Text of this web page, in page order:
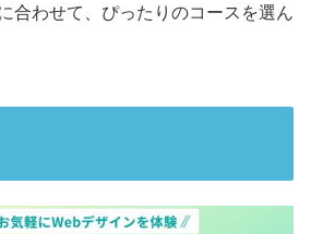
合わせて、ぴったりのコースを選ん